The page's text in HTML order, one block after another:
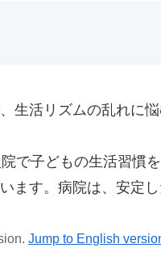
生活リズムの乱れに
で子どもの生活習慣
ます。病院は、安定
Jump to English